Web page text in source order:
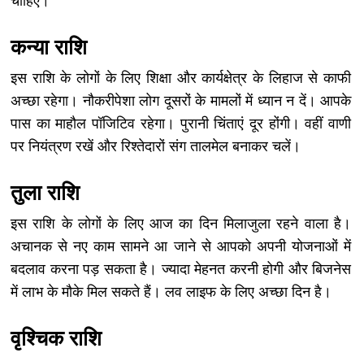
कन्या राशि
इस राशि के लोगों के लिए शिक्षा और कार्यक्षेत्र के लिहाज से काफी
अच्छा रहेगा। नौकरीपेशा लोग दूसरों के मामलों में ध्यान न दें। आपके
पास का माहौल पॉजिटिव रहेगा। पुरानी चिंताएं दूर होंगी। वहीं वाणी
पर नियंत्रण रखें और रिश्तेदारों संग तालमेल बनाकर चलें।
तुला राशि
इस राशि के लोगों के लिए आज का दिन मिलाजुला रहने वाला है।
अचानक से नए काम सामने आ जाने से आपको अपनी योजनाओं में
बदलाव करना पड़ सकता है। ज्यादा मेहनत करनी होगी और बिजनेस
में लाभ के मौके मिल सकते हैं। लव लाइफ के लिए अच्छा दिन है।
वृश्चिक राशि